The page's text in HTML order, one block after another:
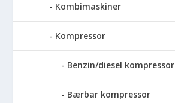
Kombimaskiner
Kompressor
Benzin/diesel kompressor
Bærbar kompressor